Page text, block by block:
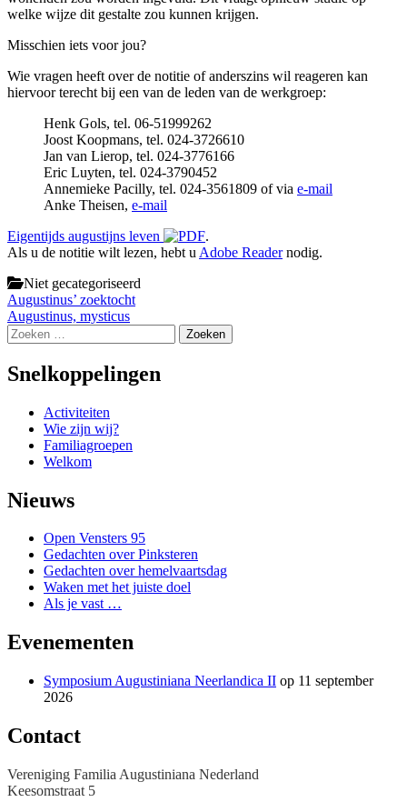
welke wijze dit gestalte zou kunnen krijgen.
Misschien iets voor jou?
Wie vragen heeft over de notitie of anderszins wil reageren kan
hiervoor terecht bij een van de leden van de werkgroep:
Henk Gols, tel. 06-51999262
Joost Koopmans, tel. 024-3726610
Jan van Lierop, tel. 024-3776166
Eric Luyten, tel. 024-3790452
Annemieke Pacilly, tel. 024-3561809 of via e-mail
Anke Theisen, e-mail
Eigentijds augustijns leven
.
Als u de notitie wilt lezen, hebt u Adobe Readernodig.
Niet gecategoriseerd
Bericht
navigatie
Augustinus’ zoektocht
Augustinus, mysticus
Zoeken
naar:
Snelkoppelingen
Activiteiten
Wie zijn wij?
Familiagroepen
Welkom
Nieuws
Open Vensters 95
Gedachten over Pinksteren
Gedachten over hemelvaartsdag
Waken met het juiste doel
Als je vast …
Evenementen
Symposium Augustiniana Neerlandica II op 11 september
2026
Contact
Vereniging Familia Augustiniana Nederland
Keesomstraat 5